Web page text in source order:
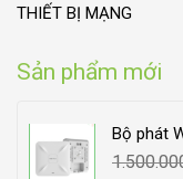
THIẾT BỊ MẠNG
Sản phẩm mới
Bộ phát